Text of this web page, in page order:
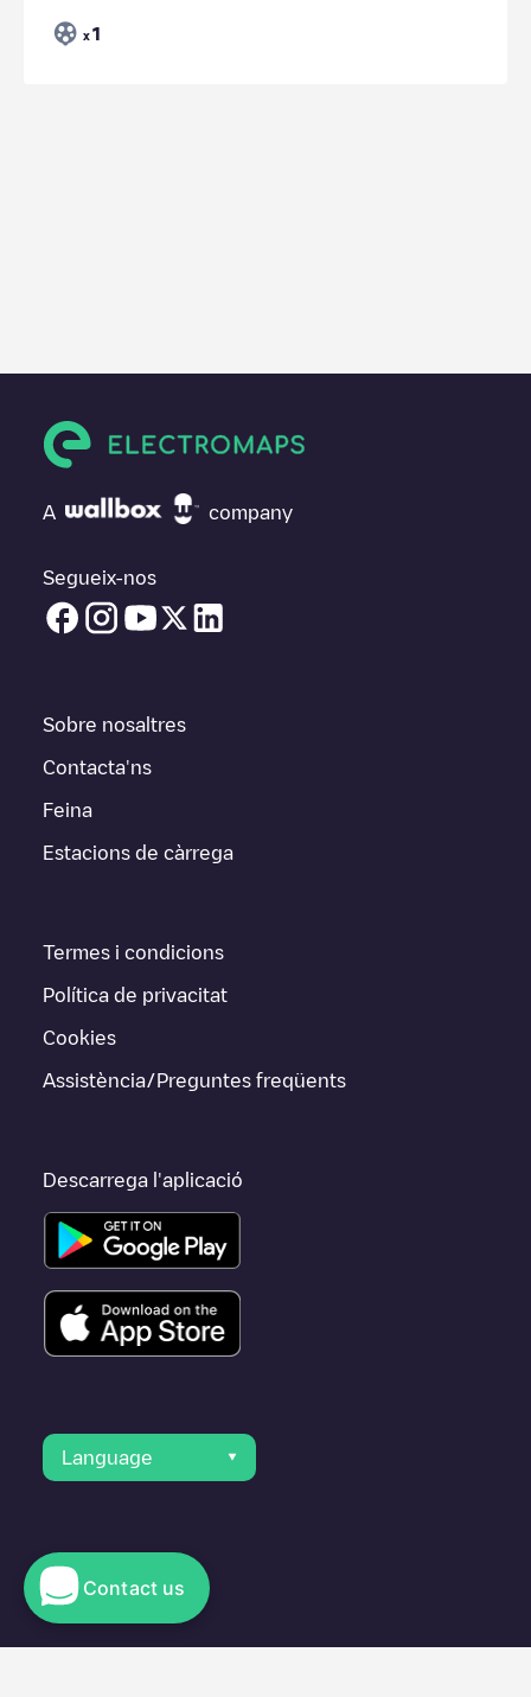
x 1
A company
Segueix-nos
Sobre nosaltres
Contacta'ns
Feina
Estacions de càrrega
Termes i condicions
Política de privacitat
Cookies
Assistència/Preguntes freqüents
Descarrega l'aplicació
Language
© 2023 Electromaps
Contact us